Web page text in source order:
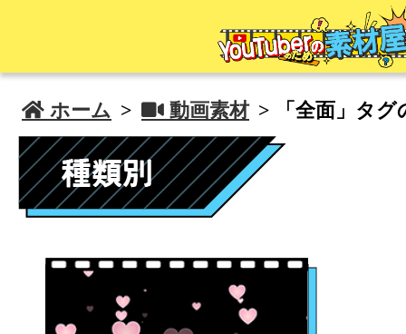
 ホーム >  動画素材 > 「全面」タグ